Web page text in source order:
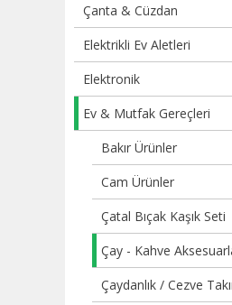
Çanta & Cüzdan
Elektrikli Ev Aletleri
Elektronik
Ev & Mutfak Gereçleri
Bakır Ürünler
Cam Ürünler
Çatal Bıçak Kaşık Seti
Çay - Kahve
Çaydanlık / Cezve